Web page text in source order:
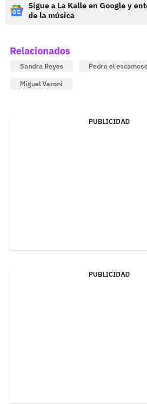
Sigue a La Kalle en Google y
de la música
Relacionados
Sandra Reyes
Pedro el
Miguel Varoni
PUBLICIDAD
PUBLICIDAD